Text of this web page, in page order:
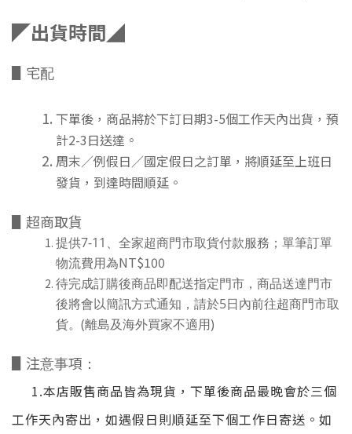
◤出貨時間◢
▋宅配
下單後，商品將於下訂日期3-5個工作天內出貨，預
計2-3日送達。
周末／例假日／國定假日之訂單，將順延至上班日
發貨，到達時間順延。
▋超商取貨
提供7-11 、全家超商門市取貨付款服務；單筆訂單
物流費用為NT$100
待完成訂購後商品即配送指定門市，商品送達門市
後將會以簡訊方式通知，請於5日內前往超商門市取
貨。 (離島及海外買家不適用)
▋注意事項：
1.本店販售商品皆為現貨，下單後商品最晚會於三個
工作天內寄出 ，如遇假日則順延至下個工作日寄送。如